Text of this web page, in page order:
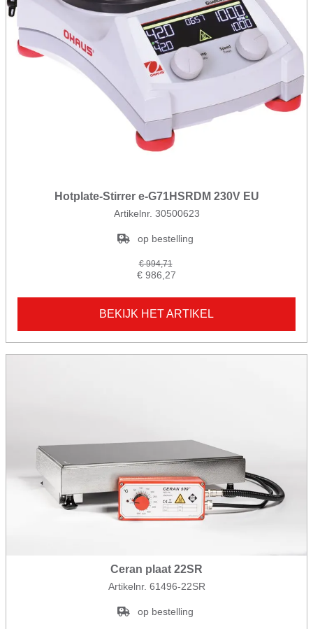
Hotplate-Stirrer e-G71HSRDM 230V EU
Artikelnr. 30500623
op bestelling
€ 994,71
€ 986,27
BEKIJK HET ARTIKEL
Ceran plaat 22SR
Artikelnr. 61496-22SR
op bestelling